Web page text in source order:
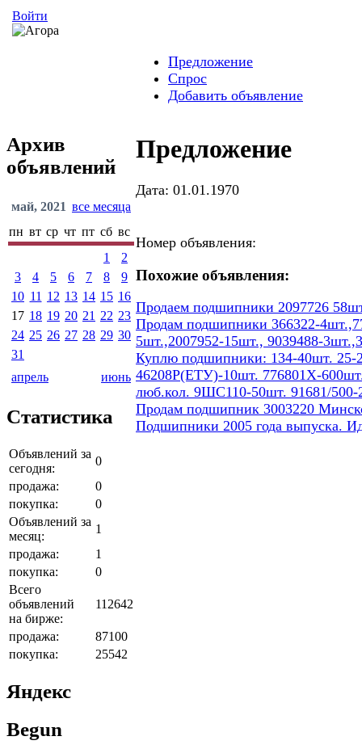
Войти
Предложение
Спрос
Добавить объявление
Архив
объявлений
май, 2021 все месяца
пн вт ср чт пт сб вс
1
2
3
4 5 6 7 8
9
10 11 12 13 14 15 16
17 18 19 20 21 22 23
24 25 26 27 28 29 30
31
апрель
июнь
Статистика
Объявлений за
сегодня:
0
продажа:
0
покупка:
0
Объявлений за
месяц:
1
продажа:
1
покупка:
0
Всего
объявлений
на бирже:
112642
продажа:
87100
покупка:
25542
Яндекс
Begun
Предложение
Дата: 01.01.1970
Номер объявления:
Похожие объявления:
Продаем подшипники 2097726
Продам подшипники 366322-
5шт.,2007952-15шт., 9039488-
Куплю подшипники: 134-40шт.
46208Р(ЕТУ)-10шт. 776801Х-
люб.кол. 9ШС110-50шт. 91681/500-
Продам подшипник 3003220
Подшипники 2005 года выпуска.